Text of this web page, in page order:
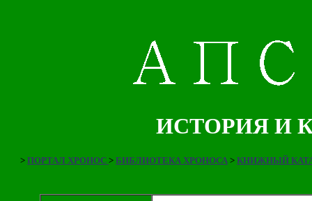
ИСТОРИЯ И
> ПОРТАЛ ХРОНОС > БИБЛИОТЕКА ХРОНОСА > КНИЖНЫЙ